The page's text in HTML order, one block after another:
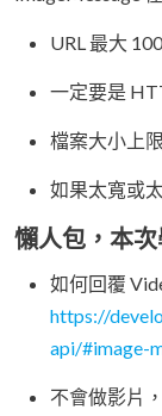
URL 最大
一定要是
檔案大小上
如果太寬或
懶人包，本
如何回覆
https://
api/#image-
不會做影片